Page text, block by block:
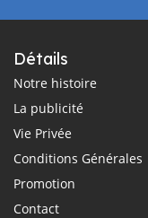
Détails
Notre histoire
La publicité
Vie Privée
Conditions Générales
Promotion
Contact